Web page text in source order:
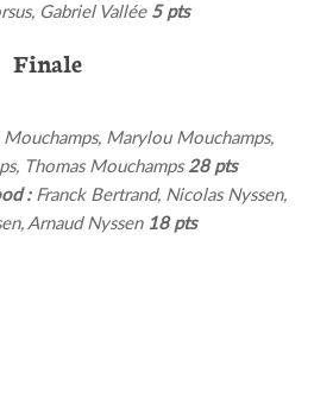
Gabriel Vallée 5 pts
Finale
Marylou Mouchamps,
Thomas Mouchamps28 pts
: Franck Bertrand, Nicolas Nyssen,
Arnaud Nyssen 18 pts